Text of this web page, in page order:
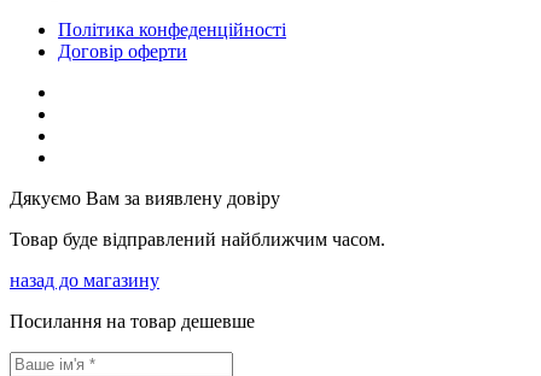
Політика конфеденційності
Договір оферти
Дякуємо Вам за виявлену довіру
Товар буде відправлений найближчим часом.
назад до магазину
Посилання на товар дешевше